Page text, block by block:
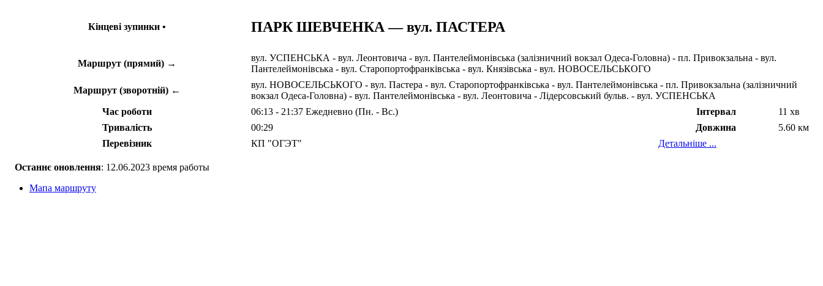
Кінцеві зупинки • ПАРК ШЕВЧЕНКА — вул. ПАСТЕРА
Маршрут (прямий) →
вул. УСПЕНСЬКА - вул. Леонтовича - вул. Пантелеймонівська (залізничний вокзал Одеса-Головна) - пл. Привокзальна - вул.
Пантелеймонівська - вул. Старопортофранківська - вул. Князівська - вул. НОВОСЕЛЬСЬКОГО
Маршрут (зворотній) ←
вул. НОВОСЕЛЬСЬКОГО - вул. Пастера - вул. Старопортофранківська - вул. Пантелеймонівська - пл. Привокзальна (залізничний
вокзал Одеса-Головна) - вул. Пантелеймонівська - вул. Леонтовича - Лідерсовський бульв. - вул. УСПЕНСЬКА
Час роботи
06:13 - 21:37 Ежедневно (Пн. - Вс.) Інтервал
11 хв
Тривалість
00:29 Довжина
5.60 км
Перевізник
КП "ОГЭТ" Детальніше ...
Останнє оновлення: 12.06.2023 время работы
Мапа маршруту